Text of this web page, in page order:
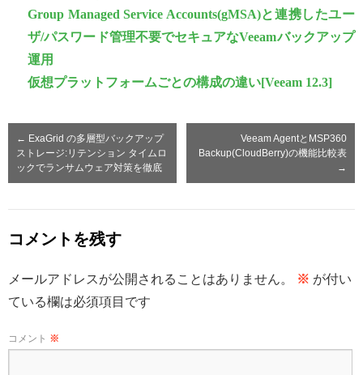
Group Managed Service Accounts(gMSA)と連携したユー
ザ/パスワード管理不要でセキュアなVeeamバックアップ
運用
仮想プラットフォームごとの構成の違い[Veeam 12.3]
← ExaGrid の多層型バックアップ
ストレージ:リテンション タイムロ
ックでランサムウェア対策を徹底
Veeam AgentとMSP360
Backup(CloudBerry)の機能比較表
→
コメントを残す
メールアドレスが公開されることはありません。 ※ が付い
ている欄は必須項目です
コメント ※